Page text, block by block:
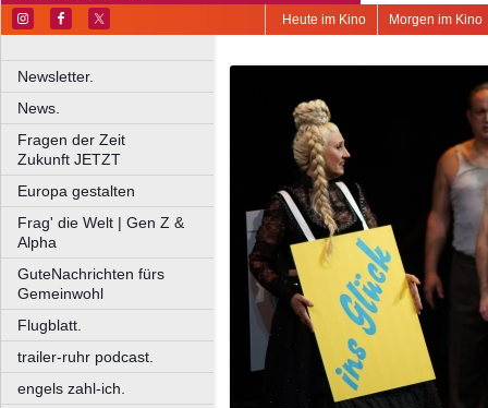
Morgen im Kino
Heute im Kino
Newsletter.
News.
Fragen der Zeit
Zukunft JETZT
Europa gestalten
Frag' die Welt | Gen Z &
Alpha
GuteNachrichten fürs
Gemeinwohl
Flugblatt.
trailer-ruhr podcast.
engels zahl-ich.